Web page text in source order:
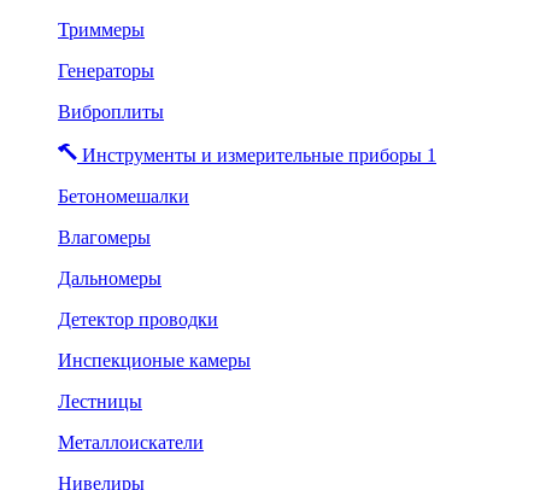
Триммеры
Генераторы
Виброплиты
Инструменты и измерительные приборы 1
Бетономешалки
Влагомеры
Дальномеры
Детектор проводки
Инспекционые камеры
Лестницы
Металлоискатели
Нивелиры